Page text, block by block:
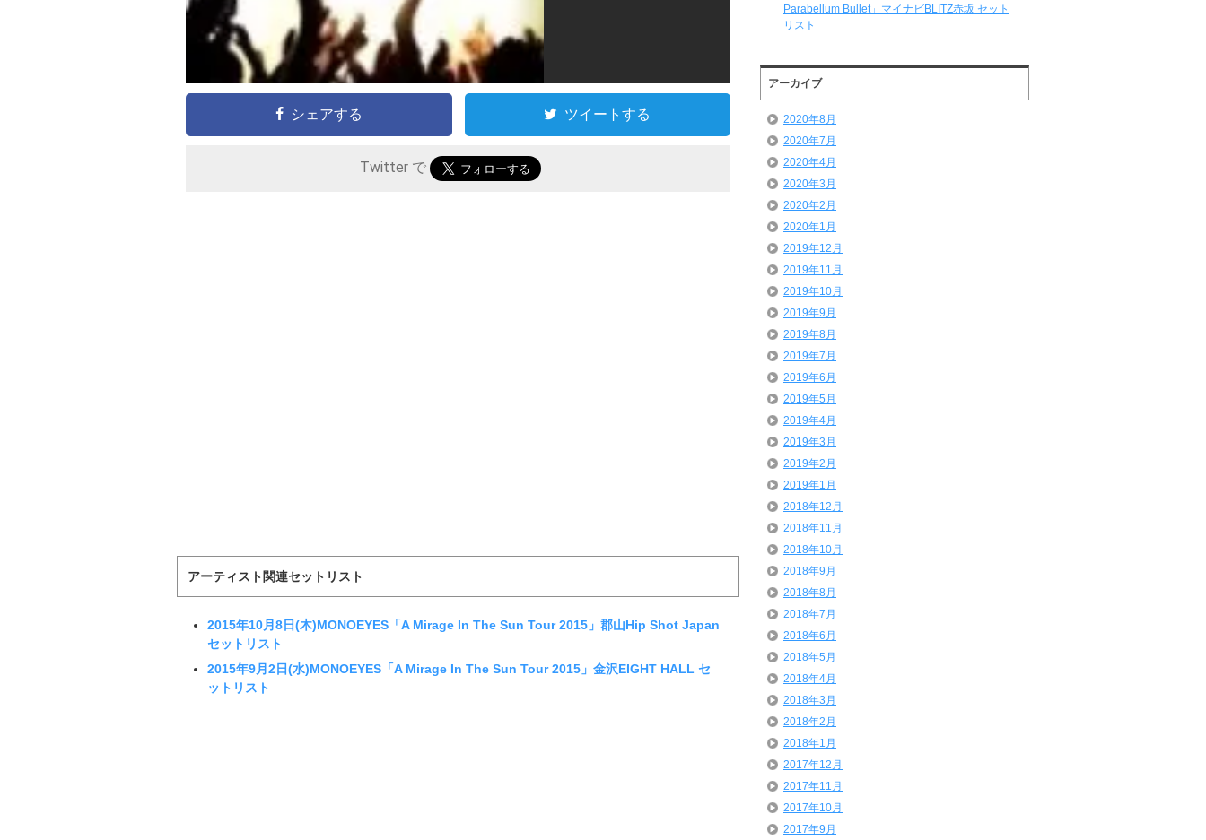
シェアする ツイートする
Twitter で
アーティスト関連セットリスト
2015年10月8日(木)MONOEYES「A Mirage In The Sun Tour 2015」郡山Hip Shot Japan
セットリスト
2015年9月2日(水)MONOEYES「A Mirage In The Sun Tour 2015」金沢EIGHT HALL セ
ットリスト
Parabellum Bullet」マイナビBLITZ赤坂 セット
リスト
アーカイブ
2020年8月
2020年7月
2020年4月
2020年3月
2020年2月
2020年1月
2019年12月
2019年11月
2019年10月
2019年9月
2019年8月
2019年7月
2019年6月
2019年5月
2019年4月
2019年3月
2019年2月
2019年1月
2018年12月
2018年11月
2018年10月
2018年9月
2018年8月
2018年7月
2018年6月
2018年5月
2018年4月
2018年3月
2018年2月
2018年1月
2017年12月
2017年11月
2017年10月
2017年9月